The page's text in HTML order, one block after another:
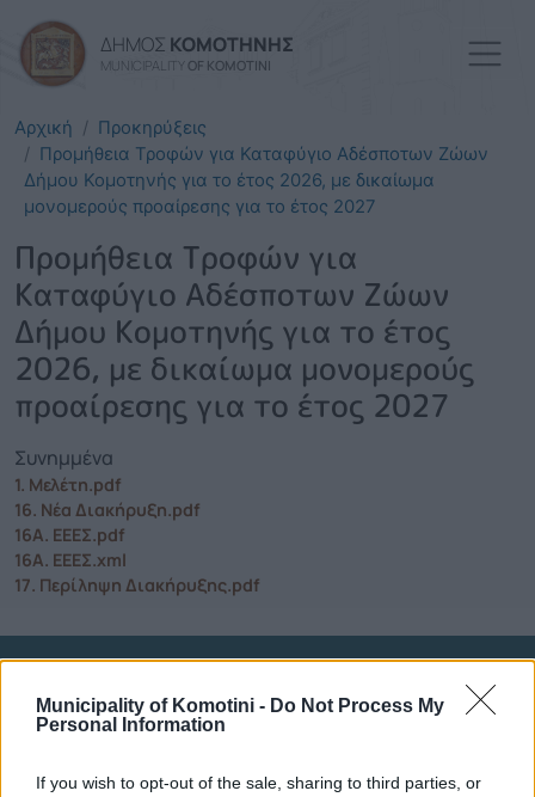
Municipality of Komotini - Do Not Process My
Personal Information
If you wish to opt-out of the sale, sharing to third parties, or
ΔΗΜΟΣ ΚΟΜΟΤΗΝΗΣ
MUNICIPALITY OF KOMOTINI
Αρχική
Προκηρύξεις
Προμήθεια Τροφών για Καταφύγιο Αδέσποτων Ζώων
Δήμου Κομοτηνής για το έτος 2026, με δικαίωμα
μονομερούς προαίρεσης για το έτος 2027
Προμήθεια Τροφών για
Καταφύγιο Αδέσποτων Ζώων
Δήμου Κομοτηνής για το έτος
2026, με δικαίωμα μονομερούς
προαίρεσης για το έτος 2027
Συνημμένα
1. Μελέτη.pdf
16. Νέα Διακήρυξη.pdf
16Α. ΕΕΕΣ.pdf
16Α. ΕΕΕΣ.xml
17. Περίληψη Διακήρυξης.pdf
Τηλεφωνικό Κέντρο